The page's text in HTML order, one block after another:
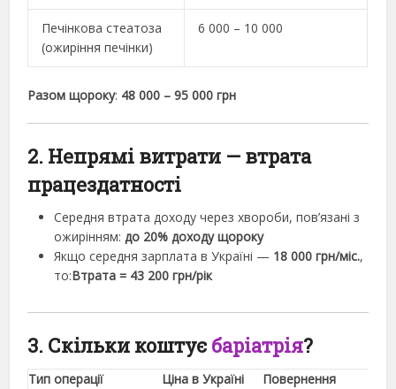
Печінкова стеатоза
(ожиріння печінки)
6 000 – 10 000
Разом щороку: 48 000 – 95 000 грн
2. Непрямі витрати — втрата
працездатності
Середня втрата доходу через хвороби, пов’язані з
ожирінням:до 20% доходу щороку
Якщо середня зарплата в Україні — 18 000 грн/міс.,
то:Втрата = 43 200 грн/рік
3. Скільки коштує баріатрія?
Тип операції
Ціна в Україні
Повернення